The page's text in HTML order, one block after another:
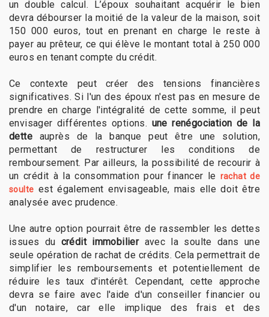
un double calcul. L’époux souhaitant acquérir le bien
devra débourser la moitié de la valeur de la maison, soit
150 000 euros, tout en prenant en charge le reste à
payer au prêteur, ce qui élève le montant total à 250 000
euros en tenant compte du crédit.
Ce contexte peut créer des tensions financières
significatives. Si l'un des époux n'est pas en mesure de
prendre en charge l'intégralité de cette somme, il peut
envisager différentes options. une renégociation de la
dette auprès de la banque peut être une solution,
permettant de restructurer les conditions de
remboursement. Par ailleurs, la possibilité de recourir à
un crédit à la consommation pour financer le rachat de
soulte est également envisageable, mais elle doit être
analysée avec prudence.
Une autre option pourrait être de rassembler les dettes
issues du crédit immobilieravec la soulte dans une
seule opération de rachat de crédits. Cela permettrait de
simplifier les remboursements et potentiellement de
réduire les taux d'intérêt. Cependant, cette approche
devra se faire avec l'aide d'un conseiller financier ou
d'un notaire, car elle implique des frais et des